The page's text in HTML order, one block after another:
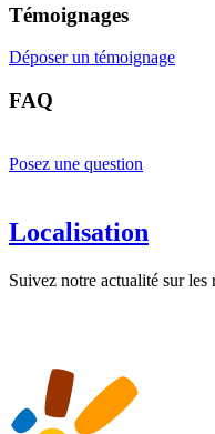
Témoignages
Déposer un témoignage
FAQ
Posez une question
Localisation
Suivez notre actualité sur les